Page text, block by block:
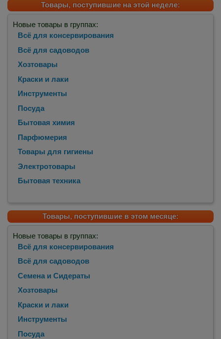
Товары, поступившие на этой неделе:
Новые товары в группах:
Всё для консервирования
Всё для садоводов
Хозтовары
Краски и лаки
Инструменты
Посуда
Бытовая химия
Парфюмерия
Товары для гигиены
Электротовары
Бытовая техника
Товары, поступившие в этом месяце:
Новые товары в группах:
Всё для консервирования
Всё для садоводов
Семена и Сидераты
Хозтовары
Краски и лаки
Инструменты
Посуда